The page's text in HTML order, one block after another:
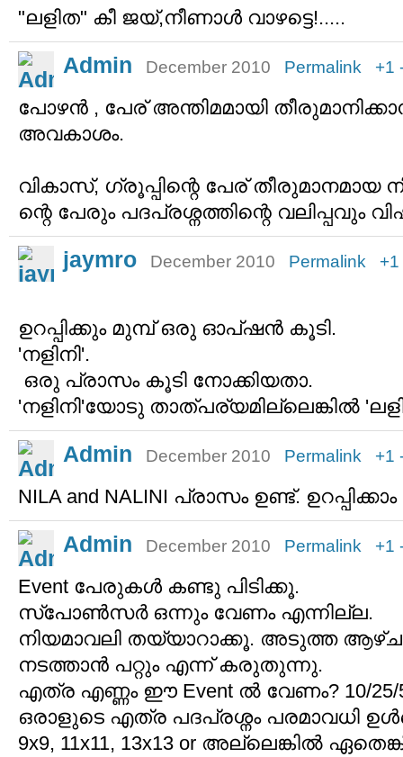
"ലളിത" കീ ജയ്,നീണാള്‍ വാഴട്ടെ!.....
Admin December 2010 Permalink +1
പോഴന്‍ , പേര് അന്തിമമായി
അവകാശം.
വികാസ്‌, ഗ്രൂപ്പിന്റെ പേര് തീരുമാനമായ
ന്റെ പേരും പദപ്രശ്നത്തിന്റെ വലിപ്പവും
jaymro December 2010 Permalink +1
ഉറപ്പിക്കും മുമ്പ് ഒരു ഓപ്ഷൻ കൂടി.
'നളിനി'.
ഒരു പ്രാസം കൂടി നോക്കിയതാ.
'നളിനി'യോടു താത്പര്യമില്ലെങ്കിൽ
Admin December 2010 Permalink +1
NILA and NALINI പ്രാസം ഉണ്ട്.
Admin December 2010 Permalink +1
Event പേരുകള്‍ കണ്ടു പിടിക്കൂ.
സ്പോണ്‍സര്‍ ഒന്നും വേണം എന്നില്ല.
നിയമാവലി തയ്യാറാക്കൂ. അടുത്ത ആഴ്ച
നടത്താന്‍ പറ്റും എന്ന് കരുതുന്നു.
എത്ര എണ്ണം ഈ Event ല്‍ വേണം? 10/25/
ഒരാളുടെ എത്ര പദപ്രശ്നം പരമാവധി
9x9, 11x11, 13x13 or അല്ലെങ്കില്‍